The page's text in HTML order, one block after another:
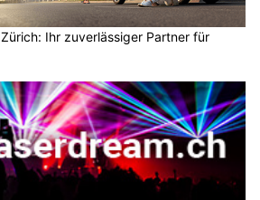
Ihr zuverlässiger Partner für